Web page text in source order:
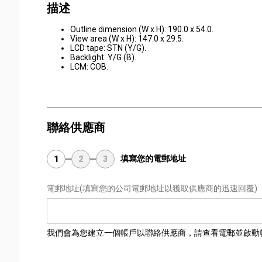
描述
Outline dimension (W x H): 190.0 x 54.0.
View area (W x H): 147.0 x 29.5.
LCD tape: STN (Y/G).
Backlight: Y/G (B).
LCM: COB.
聯絡供應商
1 2 3 填寫您的電郵地址
電郵地址(填寫您的公司電郵地址以獲取供應商的迅速回覆)
我們會為您建立一個帳戶以聯絡供應商，請查看電郵並啟動